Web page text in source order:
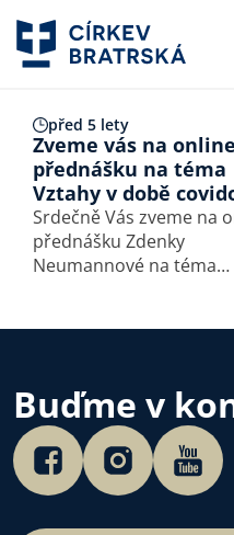
před 5 lety
Zveme vás na online
přednášku na téma
Vztahy v době
Srdečně Vás zveme na
přednášku Zdenky
Neumannové na téma
bude provázet Jakub
Trachtulec. Přednášku
pořádá Sbor…
Buďme v